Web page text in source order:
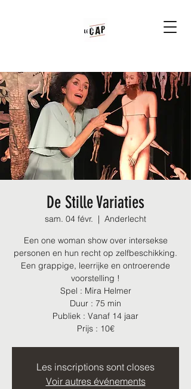
De Stille Variaties
sam. 04 févr.
  |
Anderlecht
Een one woman show over intersekse
personen en hun recht op zelfbeschikking.
Een grappige, leerrijke en ontroerende
voorstelling !
Spel : Mira Helmer
Duur : 75 min
Publiek : Vanaf 14 jaar
Prijs : 10€
Les inscriptions sont closes
Voir autres événements